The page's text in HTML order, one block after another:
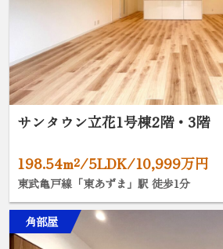
サンタウン立花1号棟2階・3階
198.54m²/5LDK/10,999万円
東武亀戸線「東あずま」駅 徒歩1分
角部屋